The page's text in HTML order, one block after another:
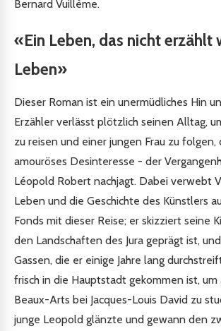
Bernard Vuillème.
«Ein Leben, das nicht erzählt
Leben»
Dieser Roman ist ein unermüdliches Hin
Erzähler verlässt plötzlich seinen Alltag,
zu reisen und einer jungen Frau zu
amouröses Desinteresse - der
Léopold Robert nachjagt. Dabei verwebt
Leben und die Geschichte des Künstlers
Fonds mit dieser Reise; er skizziert seine
den Landschaften des Jura geprägt ist,
Gassen, die er einige Jahre lang
frisch in die Hauptstadt gekommen ist, um
Beaux-Arts bei Jacques-Louis David zu
junge Leopold glänzte und gewann den